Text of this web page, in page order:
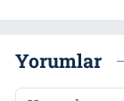
Yorumlar